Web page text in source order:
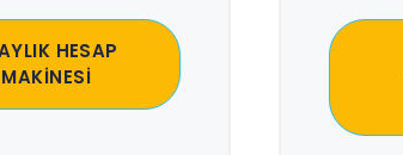
HESAP
MAKİNESİ